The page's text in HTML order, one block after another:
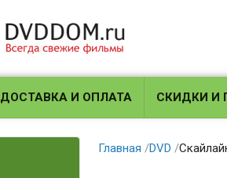
ДОСТАВКА И ОПЛАТА СКИДКИ И
Главная /DVD /